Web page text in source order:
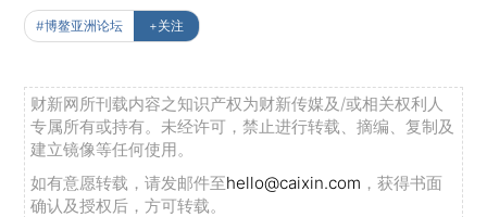
#博鳌亚洲论坛 +关注
财新网所刊载内容之知识产权为财新传媒及/或相关权利人
专属所有或持有。未经许可，禁止进行转载、摘编、复制及
建立镜像等任何使用。
如有意愿转载，请发邮件至hello@caixin.com ，获得书面
确认及授权后，方可转载。